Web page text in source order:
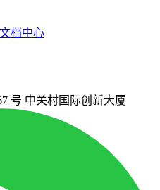
文档中心
号 中关村国际创新大厦